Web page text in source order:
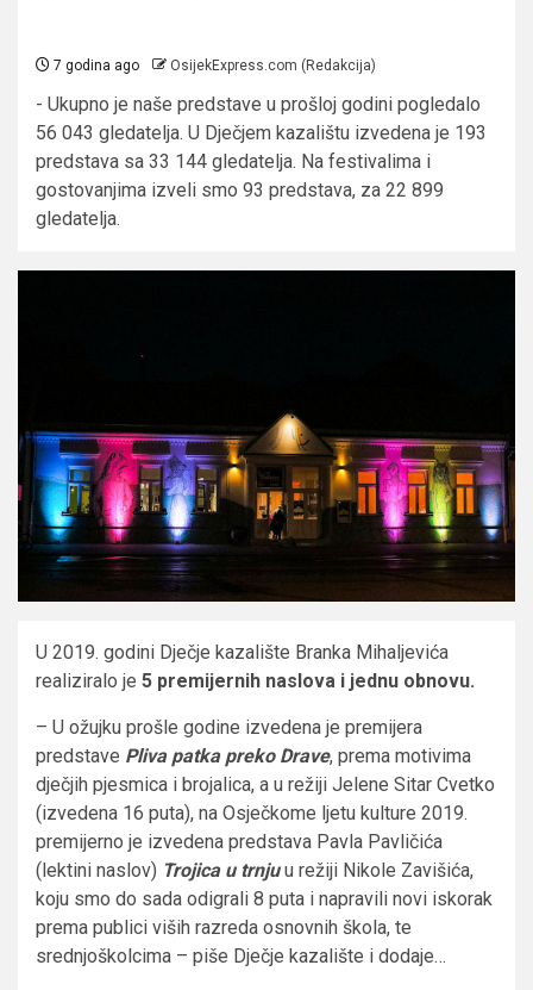
7 godina ago OsijekExpress.com (Redakcija)
- Ukupno je naše predstave u prošloj godini pogledalo
56 043 gledatelja. U Dječjem kazalištu izvedena je 193
predstava sa 33 144 gledatelja. Na festivalima i
gostovanjima izveli smo 93 predstava, za 22 899
gledatelja.
U 2019. godini Dječje kazalište Branka Mihaljevića
realiziralo je 5 premijernih naslova i jednu obnovu.
– U ožujku prošle godine izvedena je premijera
predstave Pliva patka preko Drave, prema motivima
dječjih pjesmica i brojalica, a u režiji Jelene Sitar Cvetko
(izvedena 16 puta), na Osječkome ljetu kulture 2019.
premijerno je izvedena predstava Pavla Pavličića
(lektini naslov) Trojica u trnjuu režiji Nikole Zavišića,
koju smo do sada odigrali 8 puta i napravili novi iskorak
prema publici viših razreda osnovnih škola, te
srednjoškolcima – piše Dječje kazalište i dodaje…